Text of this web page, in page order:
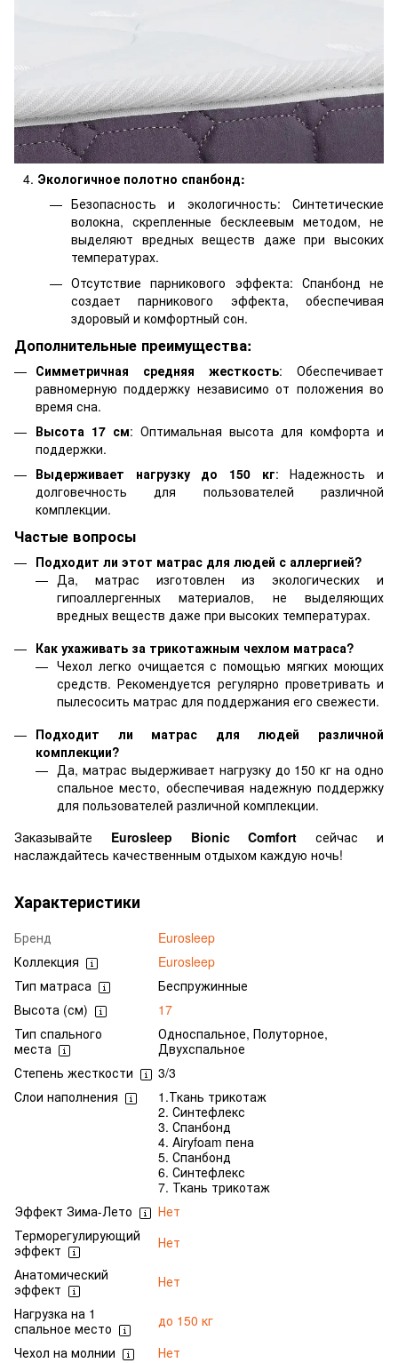
Экологичное полотно спанбонд:
Безопасность и экологичность: Синтетические
волокна, скрепленные бесклеевым методом, не
выделяют вредных веществ даже при высоких
температурах.
Отсутствие парникового эффекта: Спанбонд не
создает парникового эффекта, обеспечивая
здоровый и комфортный сон.
Дополнительные преимущества:
Симметричная средняя жесткость: Обеспечивает
равномерную поддержку независимо от положения во
время сна.
Высота 17 см: Оптимальная высота для комфорта и
поддержки.
Выдерживает нагрузку до 150 кг: Надежность и
долговечность для пользователей различной
комплекции.
Частые вопросы
Подходит ли этот матрас для людей с аллергией?
Да, матрас изготовлен из экологических и
гипоаллергенных материалов, не выделяющих
вредных веществ даже при высоких температурах.
Как ухаживать за трикотажным чехлом матраса?
Чехол легко очищается с помощью мягких моющих
средств. Рекомендуется регулярно проветривать и
пылесосить матрас для поддержания его свежести.
Подходит ли матрас для людей различной
комплекции?
Да, матрас выдерживает нагрузку до 150 кг на одно
спальное место, обеспечивая надежную поддержку
для пользователей различной комплекции.
Заказывайте Eurosleep Bionic Comfort сейчас и
наслаждайтесь качественным отдыхом каждую ночь!
Характеристики
Бренд
Eurosleep
Коллекция
Eurosleep
Тип матраса
Беспружинные
Высота (см)
17
Тип спального
места
Односпальное, Полуторное,
Двухспальное
Степень жесткости
3/3
Слои наполнения
1.Ткань трикотаж
2. Синтефлекс
3. Спанбонд
4. Airyfoam пена
5. Спанбонд
6. Синтефлекс
7. Ткань трикотаж
Эффект Зима-Лето
Нет
Терморегулирующий
эффект
Нет
Анатомический
эффект
Нет
Нагрузка на 1
спальное место
до 150 кг
Чехол на молнии
Нет